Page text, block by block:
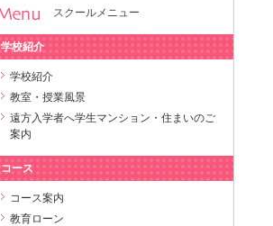
スクールメニュー
学校紹介
学校紹介
教室・授業風景
遠方入学者へ学生マンション・住まいのご
案内
コース
コース案内
教育ローン